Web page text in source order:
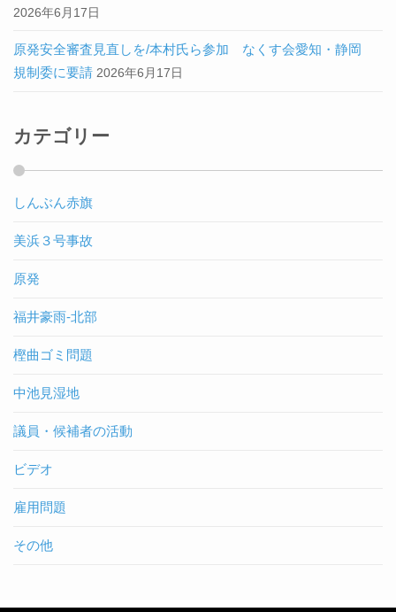
2026年6月17日
原発安全審査見直しを/本村氏ら参加 なくす会愛知・静岡
規制委に要請 2026年6月17日
カテゴリー
しんぶん赤旗
美浜３号事故
原発
福井豪雨-北部
樫曲ゴミ問題
中池見湿地
議員・候補者の活動
ビデオ
雇用問題
その他